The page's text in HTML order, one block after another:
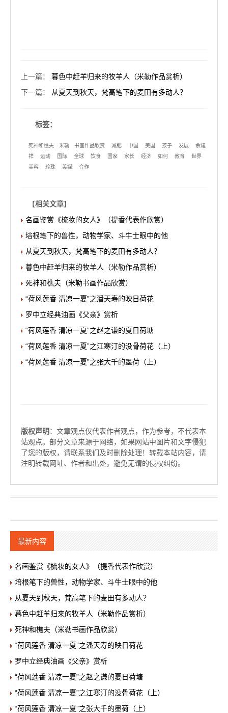
上一篇： 暮色中赶羊归来的牧羊人（米勒作品赏析）
下一篇： 从夏天到秋天，梵高笔下的麦田有多动人？
标签：
死神和樵夫 米勒 书画作品欣赏 减肥 中国 美国 孩子 发展
余建
祥
运动 国际 全球 饮食 国家 家长 经济 如何 教育
世界
美容
珍珠 美媒 合作
【相关文章】
名画鉴赏《梳妆的女人》（提香代表作欣赏）
培根笔下的兽性，动物学家、斗牛士眼中的他
从夏天到秋天，梵高笔下的麦田有多动人？
暮色中赶羊归来的牧羊人（米勒作品赏析）
死神和樵夫（米勒书画作品欣赏）
“荷风莲香 清凉一夏”之潘天寿的映日荷花
罗中立经典油画《父亲》赏析
“荷风莲香 清凉一夏”之赵之谦的夏日荷塘
“荷风莲香 清凉一夏”之江寒汀的没骨荷花（上）
“荷风莲香 清凉一夏”之张大千的墨荷（上）
版权声明 ：文章观点仅代表作者观点，作为参考，不代表本
站观点。部分文章来源于网络，如果网站中图片和文字侵犯
了您的版权，请联系我们及时删除处理！转载本站内容，请
注明转载网址、作者和出处，避免无谓的侵权纠纷。
最新内容
名画鉴赏《梳妆的女人》（提香代表作欣赏）
培根笔下的兽性，动物学家、斗牛士眼中的他
从夏天到秋天，梵高笔下的麦田有多动人？
暮色中赶羊归来的牧羊人（米勒作品赏析）
死神和樵夫（米勒书画作品欣赏）
“荷风莲香 清凉一夏”之潘天寿的映日荷花
罗中立经典油画《父亲》赏析
“荷风莲香 清凉一夏”之赵之谦的夏日荷塘
“荷风莲香 清凉一夏”之江寒汀的没骨荷花（上）
“荷风莲香 清凉一夏”之张大千的墨荷（上）